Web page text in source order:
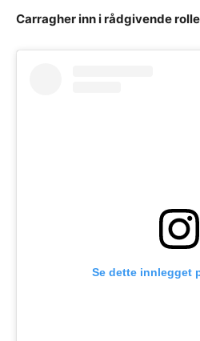
Carragher inn i rådgivende
Se dette innlegget